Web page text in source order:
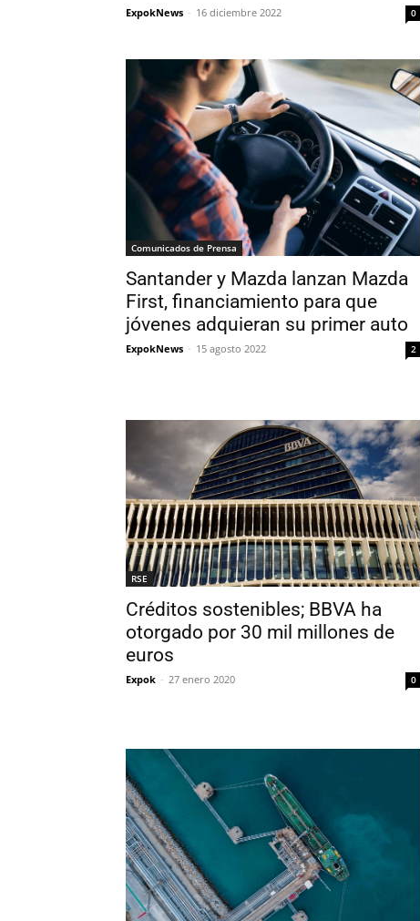
ExpokNews - 16 diciembre 2022 0
Comunicados de Prensa
Santander y Mazda lanzan Mazda
First, financiamiento para que
jóvenes adquieran su primer auto
ExpokNews - 15 agosto 2022 2
RSE
Créditos sostenibles; BBVA ha
otorgado por 30 mil millones de
euros
Expok - 27 enero 2020 0